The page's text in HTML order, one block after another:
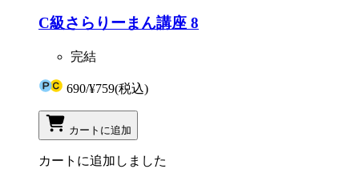
C級さらりーまん講座 8
完結
690/¥759(税込)
カートに追加
カートに追加しました